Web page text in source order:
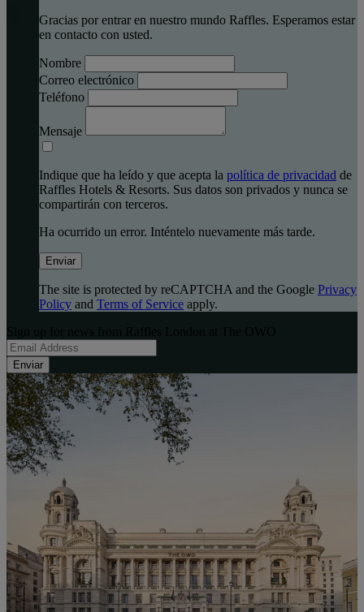
Gracias por entrar en nuestro mundo Raffles. Esperamos estar
en contacto con usted.
Nombre
Correo electrónico
Teléfono
Mensaje
Indique que ha leído y que acepta la política de privacidad de
Raffles Hotels & Resorts. Sus datos son privados y nunca se
compartirán con terceros.
Ha ocurrido un error. Inténtelo nuevamente más tarde.
Enviar
The site is protected by reCAPTCHA and the Google Privacy
Policy and Terms of Service apply.
Enviar